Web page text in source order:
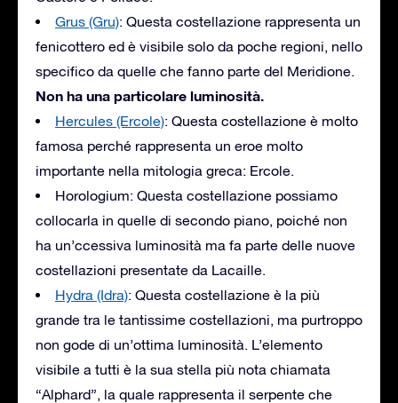
Grus (Gru): Questa costellazione rappresenta un
fenicottero ed è visibile solo da poche regioni, nello
specifico da quelle che fanno parte del Meridione.
Non ha una particolare luminosità.
Hercules (Ercole): Questa costellazione è molto
famosa perché rappresenta un eroe molto
importante nella mitologia greca: Ercole.
Horologium: Questa costellazione possiamo
collocarla in quelle di secondo piano, poiché non
ha un’ccessiva luminosità ma fa parte delle nuove
costellazioni presentate da Lacaille.
Hydra (Idra): Questa costellazione è la più
grande tra le tantissime costellazioni, ma purtroppo
non gode di un’ottima luminosità. L’elemento
visibile a tutti è la sua stella più nota chiamata
“Alphard”, la quale rappresenta il serpente che